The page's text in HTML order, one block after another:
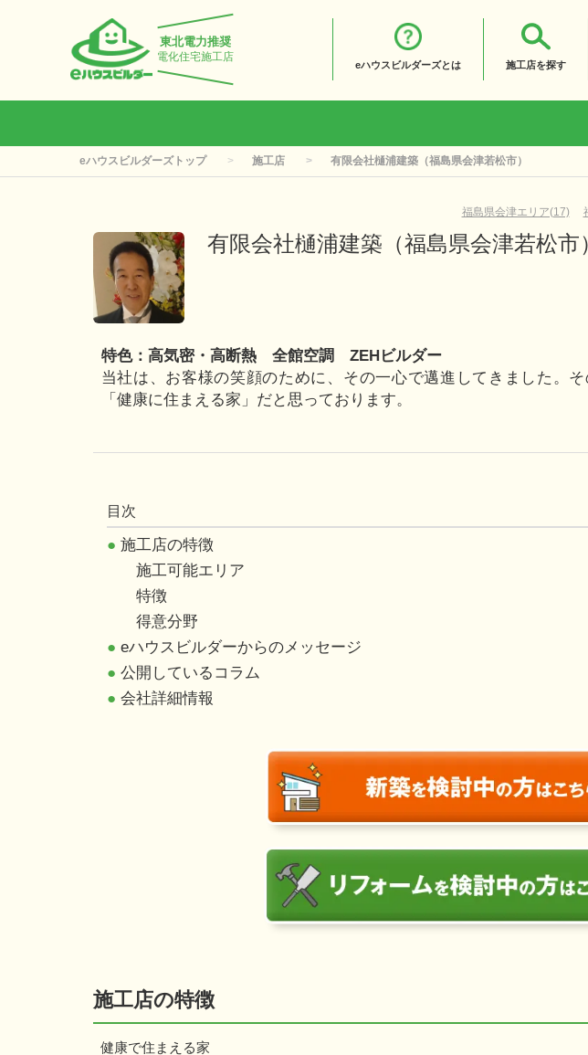
東北電力推奨
電化住宅施工店
eハウスビルダーズとは 施工店を探す
eハウスビルダーズトップ 施工店 有限会社樋浦建築（福島県会津若松市）
福島県会津エリア(17)
有限会社樋浦建築（福島県会津若松市
特色：高気密・高断熱 全館空調 ZEHビルダー
当社は、お客様の笑顔のために、その一心で邁進してきました。
「健康に住まえる家」だと思っております。
目次
● 施工店の特徴
施工可能エリア
特徴
得意分野
● eハウスビルダーからのメッセージ
● 公開しているコラム
● 会社詳細情報
施工店の特徴
健康で住まえる家